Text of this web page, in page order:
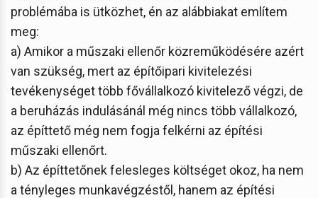
problémába is ütközhet, én az alábbiakat említem
meg:
a) Amikor a műszaki ellenőr közreműködésére azért
van szükség, mert az építőipari kivitelezési
tevékenységet több fővállalkozó kivitelező végzi, de
a beruházás indulásánál még nincs több vállalkozó,
az építtető még nem fogja felkérni az építési
műszaki ellenőrt.
b) Az építtetőnek felesleges költséget okoz, ha nem
a tényleges munkavégzéstől, hanem az építési